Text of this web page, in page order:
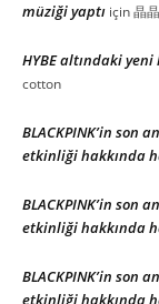
müziği yaptı için晶
HYBE altındaki
cotton
BLACKPINK’in son
etkinliği hakkında
BLACKPINK’in son
etkinliği hakkında
BLACKPINK’in son
etkinliği hakkında